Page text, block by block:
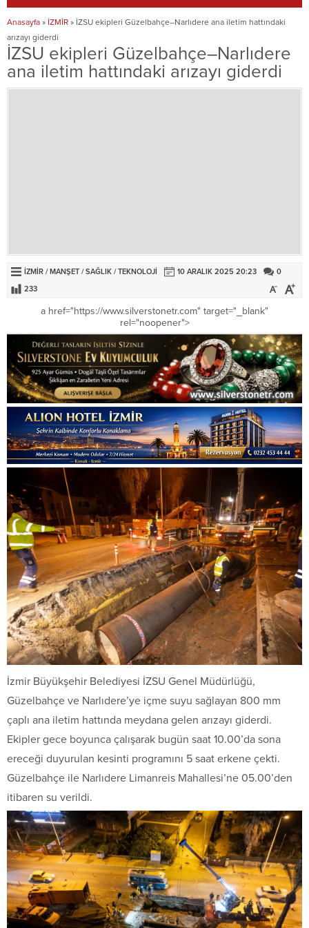
Anasayfa » İZMİR » İZSU ekipleri Güzelbahçe–Narlıdere ana iletim hattındaki
arızayı giderdi
İZSU ekipleri Güzelbahçe–Narlıdere
ana iletim hattındaki arızayı giderdi
İZMİR /MANŞET /SAĞLIK /TEKNOLOJI 10 ARALIK 2025 20:23
0
233
a href="https://www.silverstonetr.com" target="_blank"
rel="noopener">
İzmir Büyükşehir Belediyesi İZSU Genel Müdürlüğü,
Güzelbahçe ve Narlıdere’ye içme suyu sağlayan 800 mm
çaplı ana iletim hattında meydana gelen arızayı giderdi.
Ekipler gece boyunca çalışarak bugün saat 10.00’da sona
ereceği duyurulan kesinti programını 5 saat erkene çekti.
Güzelbahçe ile Narlıdere Limanreis Mahallesi’ne 05.00’den
itibaren su verildi.